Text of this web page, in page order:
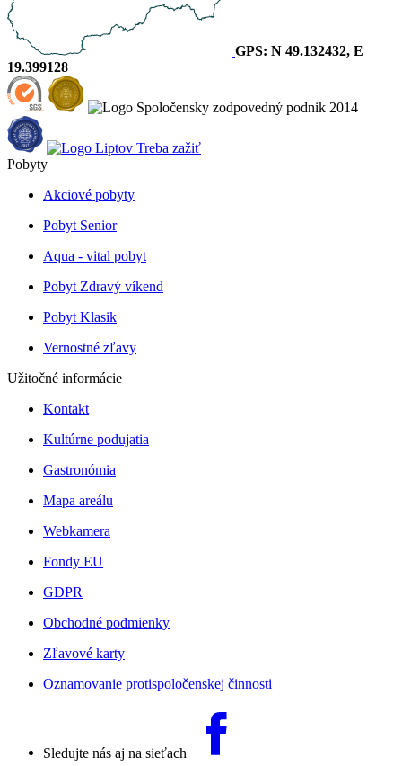
GPS: N 49.132432, E
19.399128
Pobyty
Akciové pobyty
Pobyt Senior
Aqua - vital pobyt
Pobyt Zdravý víkend
Pobyt Klasik
Vernostné zľavy
Užitočné informácie
Kontakt
Kultúrne podujatia
Gastronómia
Mapa areálu
Webkamera
Fondy EU
GDPR
Obchodné podmienky
Zľavové karty
Oznamovanie protispoločenskej činnosti
Sledujte nás aj na sieťach